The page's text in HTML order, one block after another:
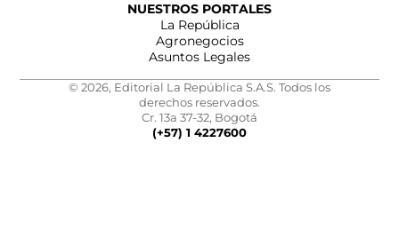
NUESTROS PORTALES
La República
Agronegocios
Asuntos Legales
© 2026, Editorial La República S.A.S. Todos los
derechos reservados.
Cr. 13a 37-32, Bogotá
(+57) 1 4227600